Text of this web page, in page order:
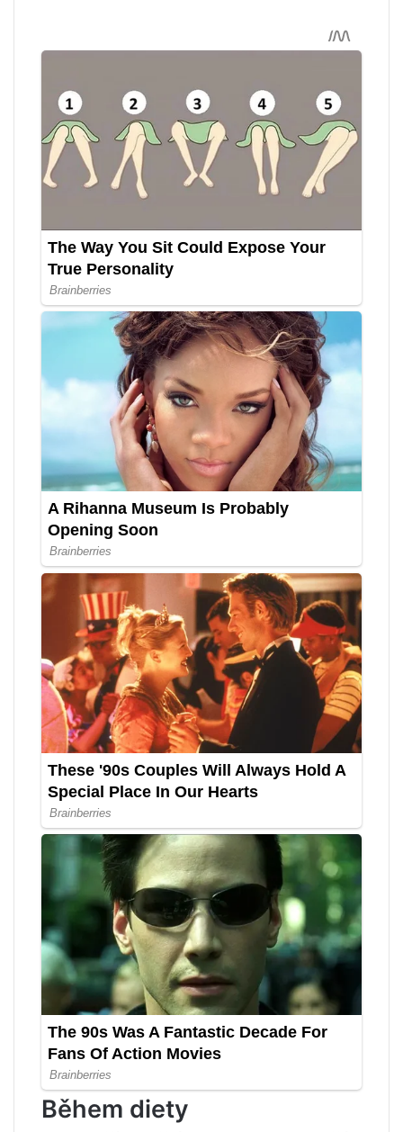
Během diety